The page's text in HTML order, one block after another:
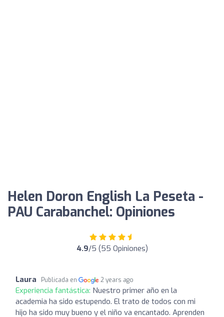
Helen Doron English La Peseta -
PAU Carabanchel: Opiniones
4.9/5 (55 Opiniones)
Laura Publicada en 2 years ago
Experiencia fantástica: Nuestro primer año en la
academia ha sido estupendo. El trato de todos con mi
hijo ha sido muy bueno y el niño va encantado. Aprenden